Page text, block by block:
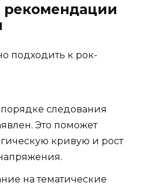
рекомендации
подходить к рок-
следования
Это поможет
кривую и рост
на тематические